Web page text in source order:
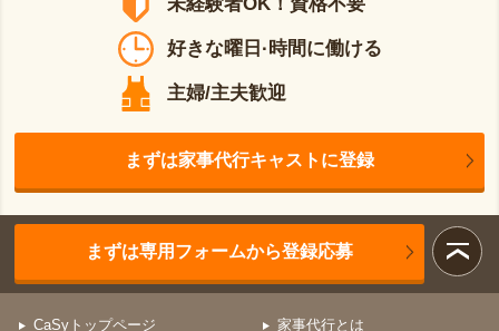
未経験者OK！資格不要
好きな曜日·時間に働ける
主婦/主夫歓迎
まずは家事代行キャストに登録
まずは専用フォームから登録応募
CaSyトップページ
家事代行とは